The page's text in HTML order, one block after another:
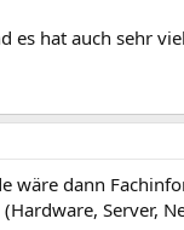
es hat auch sehr
wäre dann
Server,